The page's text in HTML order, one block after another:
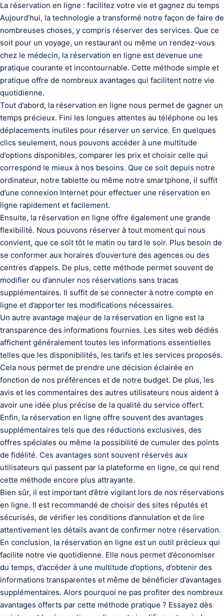
La réservation en ligne : facilitez votre vie et gagnez du temps
Aujourd’hui, la technologie a transformé notre façon de faire de
nombreuses choses, y compris réserver des services. Que ce
soit pour un voyage, un restaurant ou même un rendez-vous
chez le médecin, la réservation en ligne est devenue une
pratique courante et incontournable. Cette méthode simple et
pratique offre de nombreux avantages qui facilitent notre vie
quotidienne.
Tout d’abord, la réservation en ligne nous permet de gagner un
temps précieux. Fini les longues attentes au téléphone ou les
déplacements inutiles pour réserver un service. En quelques
clics seulement, nous pouvons accéder à une multitude
d’options disponibles, comparer les prix et choisir celle qui
correspond le mieux à nos besoins. Que ce soit depuis notre
ordinateur, notre tablette ou même notre smartphone, il suffit
d’une connexion Internet pour effectuer une réservation en
ligne rapidement et facilement.
Ensuite, la réservation en ligne offre également une grande
flexibilité. Nous pouvons réserver à tout moment qui nous
convient, que ce soit tôt le matin ou tard le soir. Plus besoin de
se conformer aux horaires d’ouverture des agences ou des
centres d’appels. De plus, cette méthode permet souvent de
modifier ou d’annuler nos réservations sans tracas
supplémentaires. Il suffit de se connecter à notre compte en
ligne et d’apporter les modifications nécessaires.
Un autre avantage majeur de la réservation en ligne est la
transparence des informations fournies. Les sites web dédiés
affichent généralement toutes les informations essentielles
telles que les disponibilités, les tarifs et les services proposés.
Cela nous permet de prendre une décision éclairée en
fonction de nos préférences et de notre budget. De plus, les
avis et les commentaires des autres utilisateurs nous aident à
avoir une idée plus précise de la qualité du service offert.
Enfin, la réservation en ligne offre souvent des avantages
supplémentaires tels que des réductions exclusives, des
offres spéciales ou même la possibilité de cumuler des points
de fidélité. Ces avantages sont souvent réservés aux
utilisateurs qui passent par la plateforme en ligne, ce qui rend
cette méthode encore plus attrayante.
Bien sûr, il est important d’être vigilant lors de nos réservations
en ligne. Il est recommandé de choisir des sites réputés et
sécurisés, de vérifier les conditions d’annulation et de lire
attentivement les détails avant de confirmer notre réservation.
En conclusion, la réservation en ligne est un outil précieux qui
facilite notre vie quotidienne. Elle nous permet d’économiser
du temps, d’accéder à une multitude d’options, d’obtenir des
informations transparentes et même de bénéficier d’avantages
supplémentaires. Alors pourquoi ne pas profiter des nombreux
avantages offerts par cette méthode pratique ? Essayez dès